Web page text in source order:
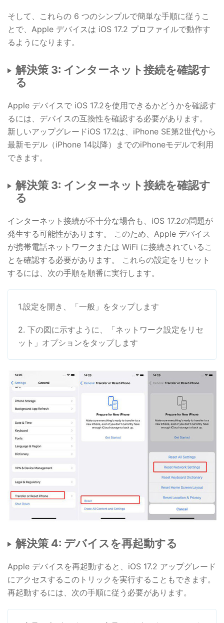
そして、これらの 6 つのシンプルで簡単な手順に従うこ
とで、Apple デバイスは iOS 17.2 プロファイルで動作す
るようになります。
解決策 3: インターネット接続を確認す
る
Apple デバイスで iOS 17.2を使用できるかどうかを確認す
るには、デバイスの互換性を確認する必要があります。
新しいアップグレードiOS 17.2は、iPhone SE第2世代から
最新モデル（iPhone 14以降）までのiPhoneモデルで利用
できます。
解決策 3: インターネット接続を確認す
る
インターネット接続が不十分な場合も、iOS 17.2の問題が
発生する可能性があります。 このため、Apple デバイス
が携帯電話ネットワークまたは WiFi に接続されているこ
とを確認する必要があります。 これらの設定をリセット
するには、次の手順を順番に実行します。
1.設定を開き、「一般」をタップします
2. 下の図に示すように、「ネットワーク設定をリセ
ット」オプションをタップします
解決策 4: デバイスを再起動する
Apple デバイスを再起動すると、iOS 17.2 アップグレード
にアクセスするこのトリックを実行することもできます。
再起動するには、次の手順に従う必要があります。